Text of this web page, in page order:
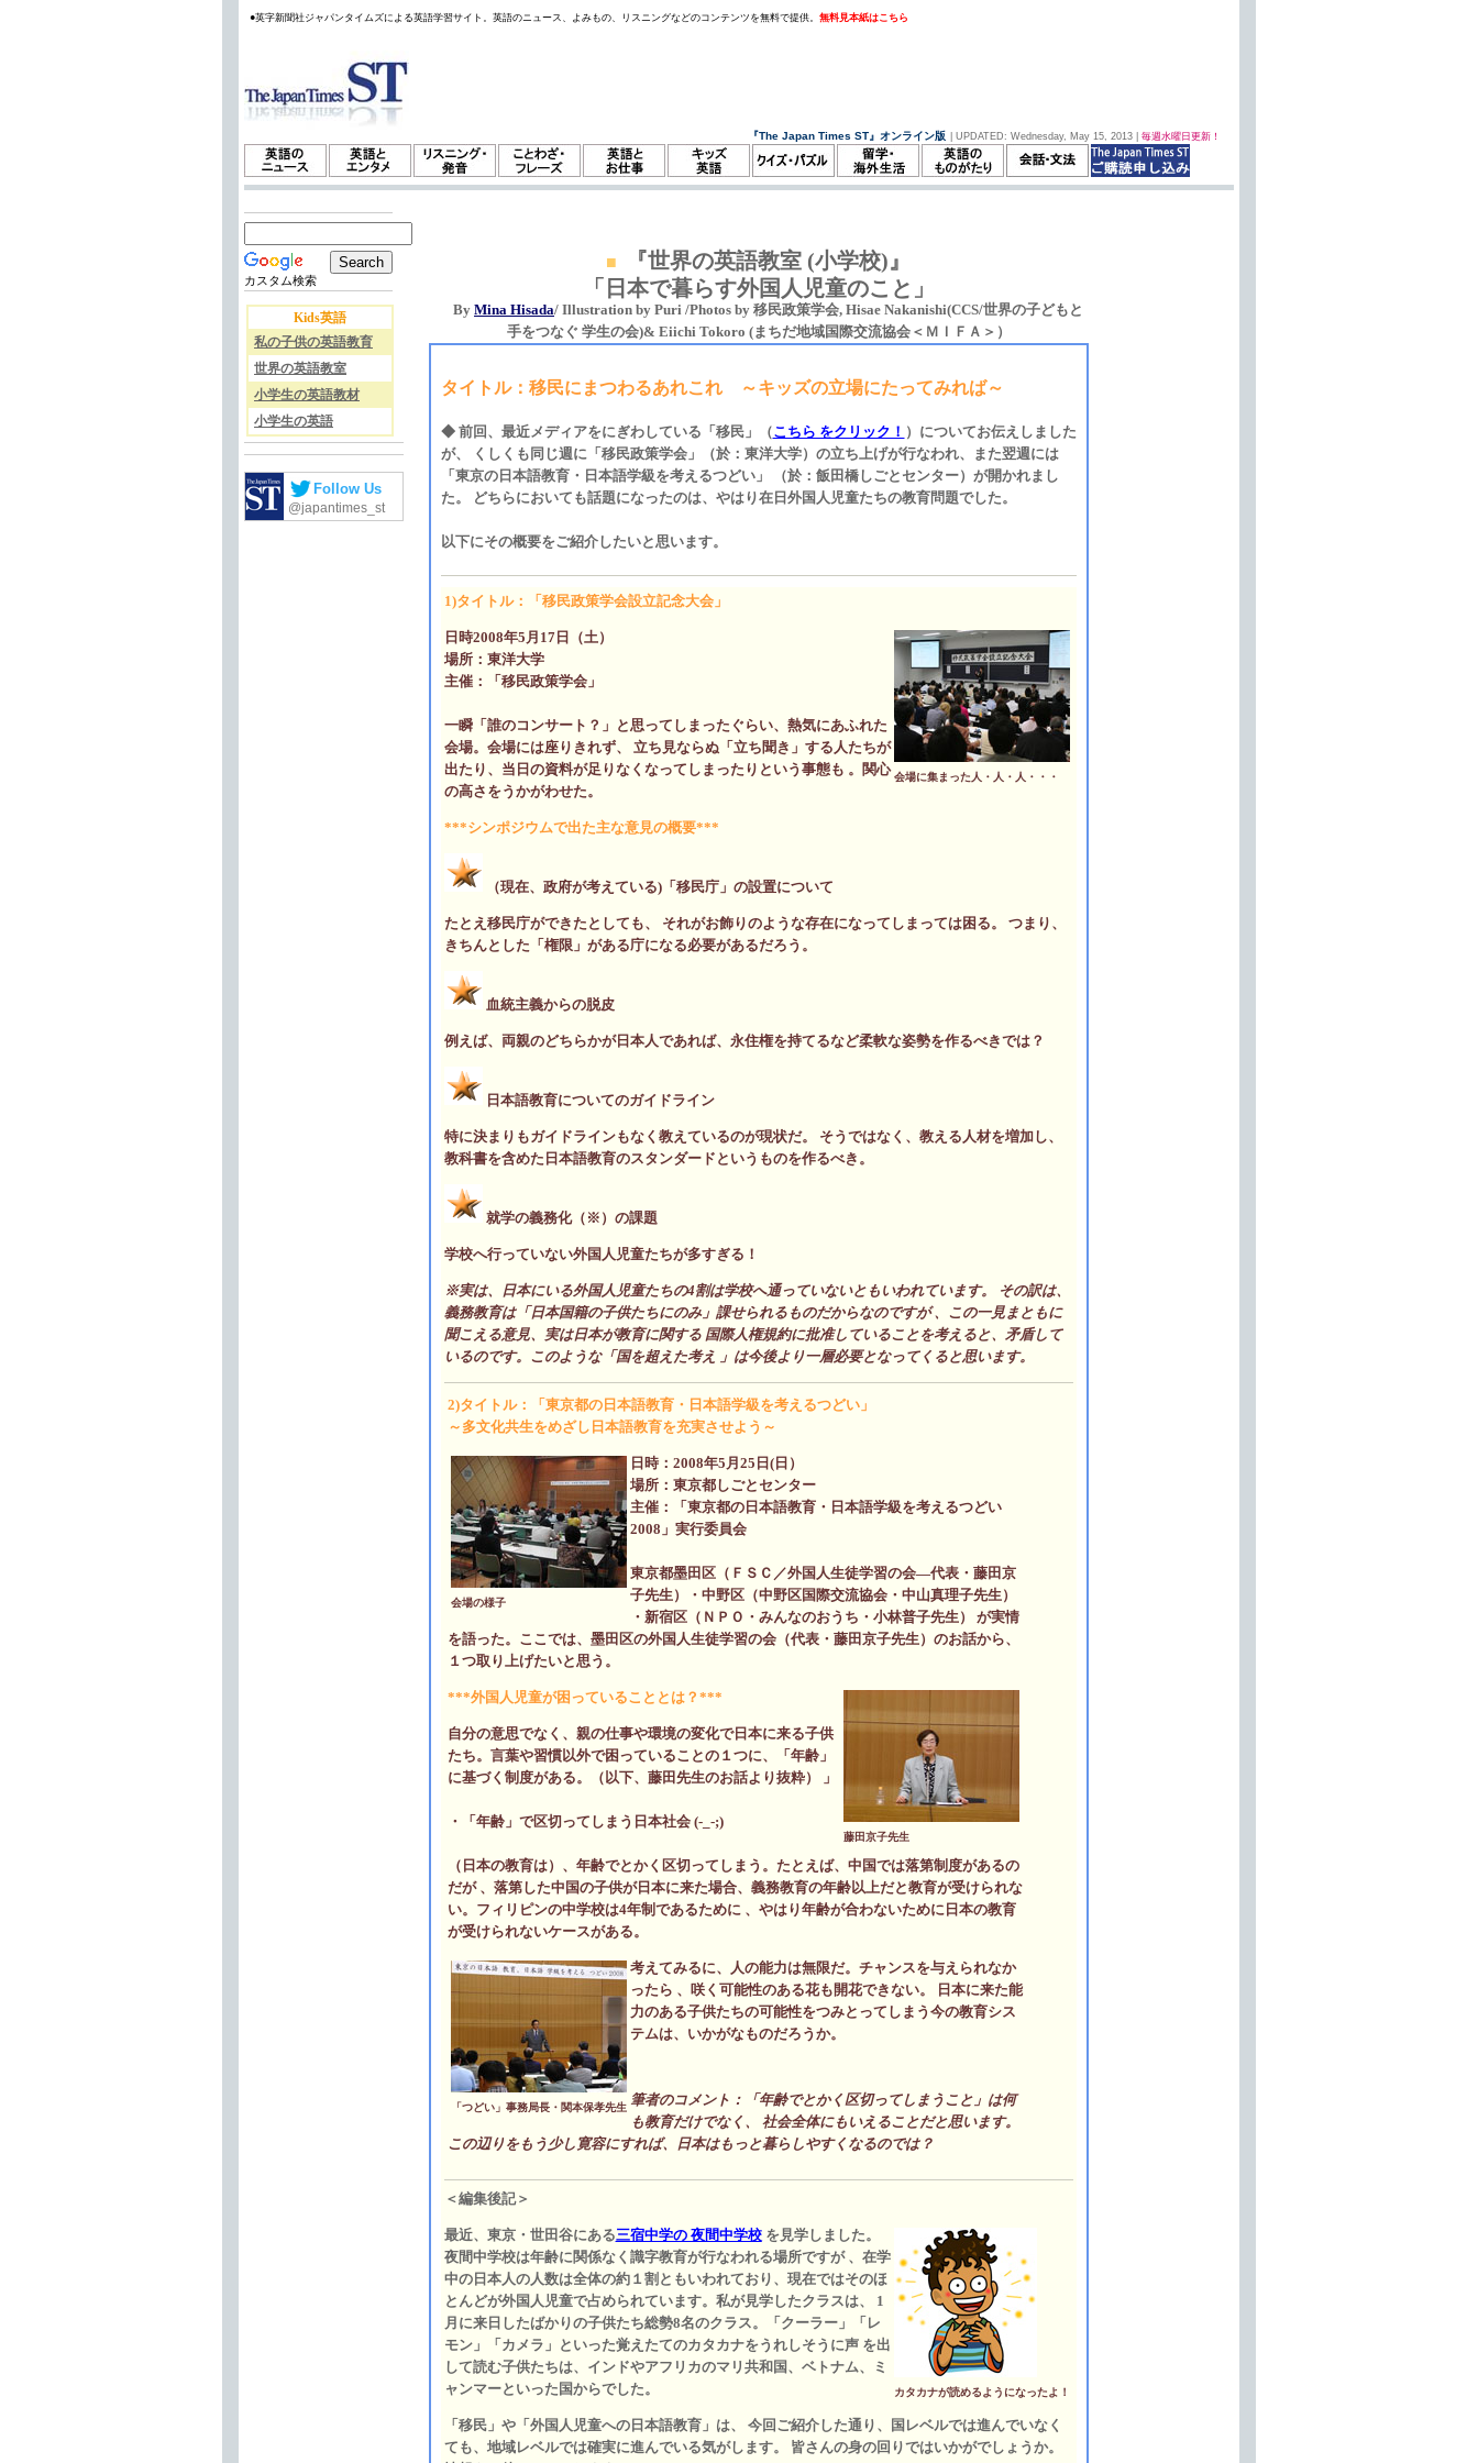
●英字新聞社ジャパンタイムズによる英語学習サイト。英語のニュース、よみもの、リスニングなどのコンテンツを無料で提供。 無料見本紙はこちら
『The Japan Times ST』オンライン版 | UPDATED: Wednesday, May 15, 2013 | 毎週水曜日更新！
カスタム検索
Kids英語
私の子供の英語教育
世界の英語教室
小学生の英語教材
小学生の英語
Follow Us
@japantimes_st
■
『世界の英語教室 (小学校)』
「日本で暮らす外国人児童のこと」
By Mina Hisada/ Illustration by Puri /Photos by 移民政策学会, Hisae Nakanishi(CCS/世界の子どもと
手をつなぐ 学生の会)& Eiichi Tokoro (まちだ地域国際交流協会＜ＭＩＦＡ＞）
タイトル：移民にまつわるあれこれ ～キッズの立場にたってみれば～
◆ 前回、最近メディアをにぎわしている「移民」（こちら をクリック！ ）についてお伝えしました
が、 くしくも同じ週に「移民政策学会」（於：東洋大学）の立ち上げが行なわれ、また翌週には
「東京の日本語教育・日本語学級を考えるつどい」 （於：飯田橋しごとセンター）が開かれまし
た。 どちらにおいても話題になったのは、やはり在日外国人児童たちの教育問題でした。
以下にその概要をご紹介したいと思います。
1)タイトル：「移民政策学会設立記念大会」
会場に集まった人・人・人・・・
日時2008年5月17日（土）
場所：東洋大学
主催：「移民政策学会」
一瞬「誰のコンサート？」と思ってしまったぐらい、熱気にあふれた
会場。会場には座りきれず、 立ち見ならぬ「立ち聞き」する人たちが
出たり、当日の資料が足りなくなってしまったりという事態も 。関心
の高さをうかがわせた。
***シンポジウムで出た主な意見の概要***
（現在、政府が考えている)「移民庁」の設置について
たとえ移民庁ができたとしても、 それがお飾りのような存在になってしまっては困る。 つまり、
きちんとした「権限」がある庁になる必要があるだろう。
血統主義からの脱皮
例えば、両親のどちらかが日本人であれば、永住権を持てるなど柔軟な姿勢を作るべきでは？
日本語教育についてのガイドライン
特に決まりもガイドラインもなく教えているのが現状だ。 そうではなく、教える人材を増加し、
教科書を含めた日本語教育のスタンダードというものを作るべき。
就学の義務化（※）の課題
学校へ行っていない外国人児童たちが多すぎる！
※実は、日本にいる外国人児童たちの4割は学校へ通っていないともいわれています。 その訳は、
義務教育は「日本国籍の子供たちにのみ」課せられるものだからなのですが 、この一見まともに
聞こえる意見、実は日本が教育に関する 国際人権規約に批准していることを考えると、矛盾して
いるのです。このような「国を超えた考え 」は今後より一層必要となってくると思います。
2)タイトル：「東京都の日本語教育・日本語学級を考えるつどい」
～多文化共生をめざし日本語教育を充実させよう～
会場の様子
日時：2008年5月25日(日）
場所：東京都しごとセンター
主催：「東京都の日本語教育・日本語学級を考えるつどい
2008」実行委員会
東京都墨田区（ＦＳＣ／外国人生徒学習の会―代表・藤田京
子先生）・中野区（中野区国際交流協会・中山真理子先生）
・新宿区（ＮＰＯ・みんなのおうち・小林普子先生） が実情
を語った。ここでは、墨田区の外国人生徒学習の会（代表・藤田京子先生）のお話から、
１つ取り上げたいと思う。
藤田京子先生
***外国人児童が困っていることとは？***
自分の意思でなく、親の仕事や環境の変化で日本に来る子供
たち。言葉や習慣以外で困っていることの１つに、「年齢」
に基づく制度がある。（以下、藤田先生のお話より抜粋） 」
・「年齢」で区切ってしまう日本社会 (-_-;)
（日本の教育は）、年齢でとかく区切ってしまう。たとえば、中国では落第制度があるの
だが 、落第した中国の子供が日本に来た場合、義務教育の年齢以上だと教育が受けられな
い。フィリピンの中学校は4年制であるために 、やはり年齢が合わないために日本の教育
が受けられないケースがある。
「つどい」事務局長・関本保孝先生
考えてみるに、人の能力は無限だ。チャンスを与えられなか
ったら 、咲く可能性のある花も開花できない。 日本に来た能
力のある子供たちの可能性をつみとってしまう今の教育シス
テムは、いかがなものだろうか。
筆者のコメント：「年齢でとかく区切ってしまうこと」は何
も教育だけでなく、 社会全体にもいえることだと思います。
この辺りをもう少し寛容にすれば、日本はもっと暮らしやすくなるのでは？
＜編集後記＞
カタカナが読めるようになったよ！
最近、東京・世田谷にある三宿中学の 夜間中学校を見学しました。
夜間中学校は年齢に関係なく識字教育が行なわれる場所ですが 、在学
中の日本人の人数は全体の約１割ともいわれており、現在ではそのほ
とんどが外国人児童で占められています。私が見学したクラスは、 1
月に来日したばかりの子供たち総勢8名のクラス。「クーラー」「レ
モン」「カメラ」といった覚えたてのカタカナをうれしそうに声 を出
して読む子供たちは、インドやアフリカのマリ共和国、ベトナム、ミ
ャンマーといった国からでした。
「移民」や「外国人児童への日本語教育」は、 今回ご紹介した通り、国レベルでは進んでいなく
ても、地域レベルでは確実に進んでいる気がします。 皆さんの身の回りではいかがでしょうか。